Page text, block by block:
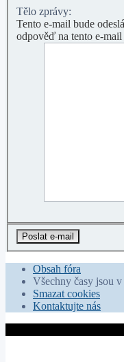
Tělo zprávy:
Tento e-mail bude
odpověď na tento e-mail
Obsah fóra
Všechny časy jsou v
Smazat cookies
Kontaktujte nás